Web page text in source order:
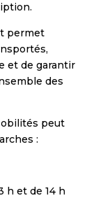
permet
et de garantir
des
peut
:
h et de 14 h